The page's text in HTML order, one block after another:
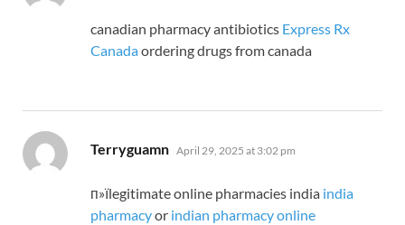
canadian pharmacy antibiotics Express Rx
Canadaordering drugs from canada
Terryguamn says:
April 29, 2025 at 3:02 pm
п»їlegitimate online pharmacies india india
pharmacyor indian pharmacy online